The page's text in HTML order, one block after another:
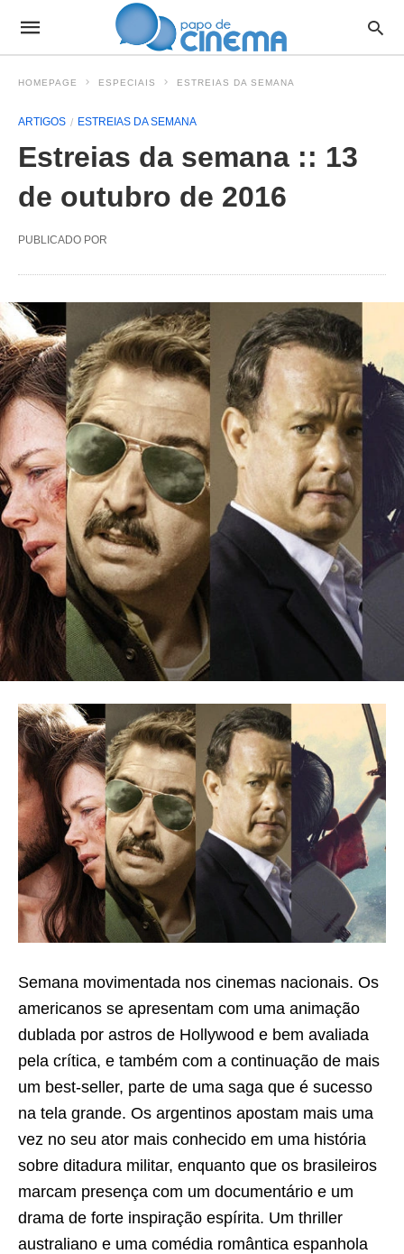
HOMEPAGE ESPECIAIS ESTREIAS DA SEMANA
ARTIGOS ESTREIAS DA SEMANA
Estreias da semana :: 13
de outubro de 2016
PUBLICADO POR
Semana movimentada nos cinemas nacionais. Os
americanos se apresentam com uma animação
dublada por astros de Hollywood e bem avaliada
pela crítica, e também com a continuação de mais
um best-seller, parte de uma saga que é sucesso
na tela grande. Os argentinos apostam mais uma
vez no seu ator mais conhecido em uma história
sobre ditadura militar, enquanto que os brasileiros
marcam presença com um documentário e um
drama de forte inspiração espírita. Um thriller
australiano e uma comédia romântica espanhola